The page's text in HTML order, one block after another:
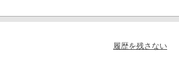
履歴を残さない